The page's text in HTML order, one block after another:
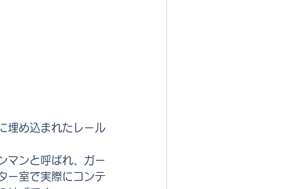
埋め込まれたレール
マンと呼ばれ、ガー
ー室で実際にコンテ